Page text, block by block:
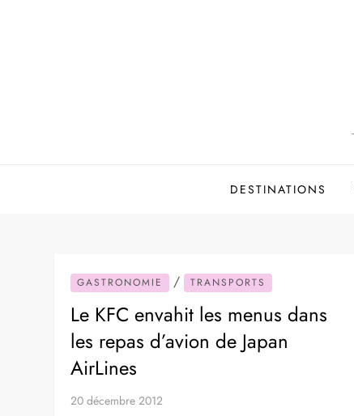
DESTINATIONS
GASTRONOMIE / TRANSPORTS
Le KFC envahit les menus dans
les repas d’avion de Japan
AirLines
20 décembre 2012